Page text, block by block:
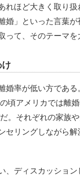
れほど大きく取り
」といった言葉
て、そのテーマを
婚率が低い方であ
頃アメリカでは離
。それぞれの家族
リングしながら
、ディスカッショ